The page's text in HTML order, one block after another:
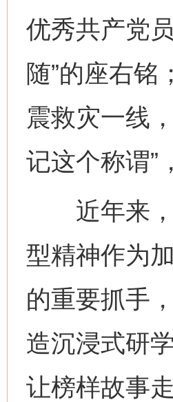
优秀共产党
随”的座右
震救灾一线
记这个称谓”
近年来，
型精神作为
的重要抓手
造沉浸式研
让榜样故事